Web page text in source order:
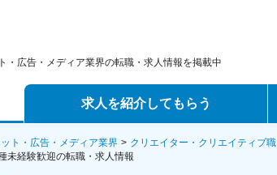
・広告・メディア業界の転職・求人情報を掲載中
求人を紹介してもらう
エージェントサービス
ト・広告・メディア業界 クリエイター・クリエイティブ職
未経験歓迎の転職・求人情報